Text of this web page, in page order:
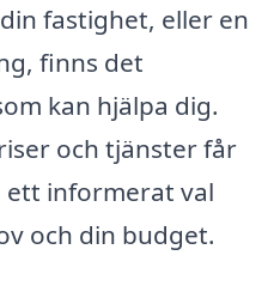
fastighet, eller en
finns det
kan hjälpa dig.
och tjänster får
informerat val
och din budget.